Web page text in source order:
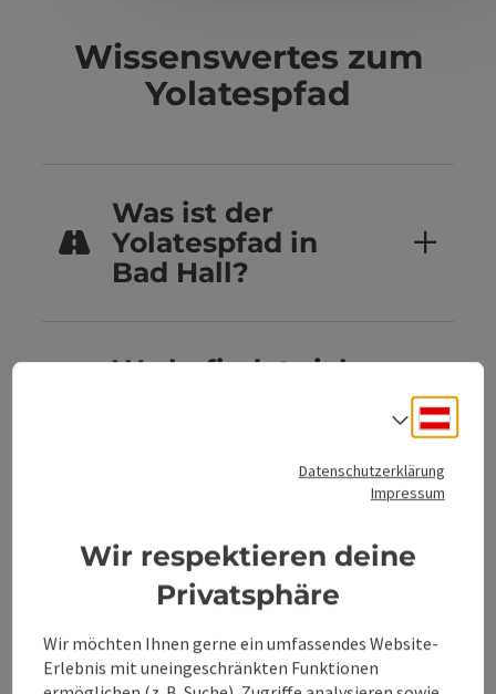
Wissenswertes zum
Yolatespfad
Was ist der
Yolatespfad in
Bad Hall?
Wo befindet sich
Wie lange dauert
der Rundweg am
Yolatespfad?
Datenschutzerklärung
Impressum
Wir respektieren deine
Privatsphäre
Wir möchten Ihnen gerne ein umfassendes Website-
Erlebnis mit uneingeschränkten Funktionen